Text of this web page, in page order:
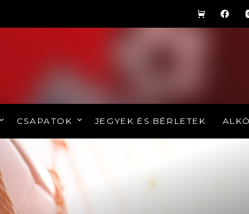
CSAPATOK JEGYEK ÉS BÉRLETEK